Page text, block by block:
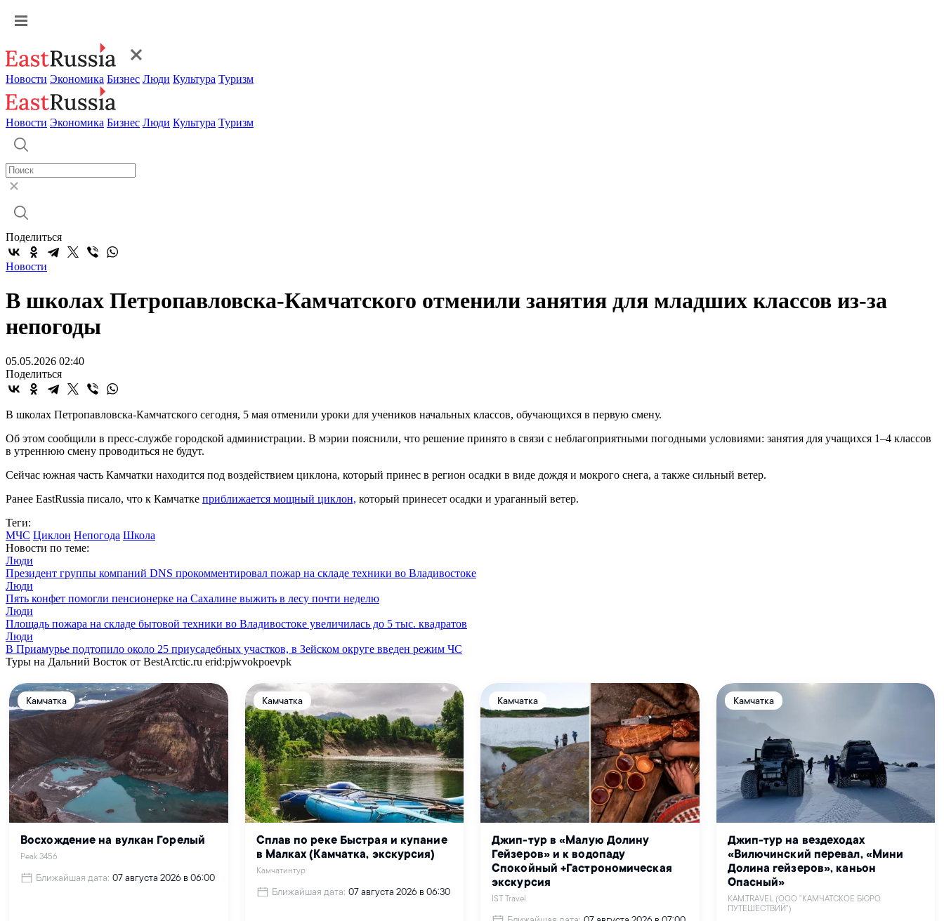
Новости Экономика Бизнес Люди Культура Туризм
Новости Экономика Бизнес Люди Культура Туризм
Поделиться
Новости
В школах Петропавловска-Камчатского отменили занятия для младших классов из-за
непогоды
05.05.2026 02:40
Поделиться
В школах Петропавловска-Камчатского сегодня, 5 мая отменили уроки для учеников начальных классов, обучающихся в первую смену.
Об этом сообщили в пресс-службе городской администрации. В мэрии пояснили, что решение принято в связи с неблагоприятными погодными условиями: занятия для учащихся 1–4 классов
в утреннюю смену проводиться не будут.
Сейчас южная часть Камчатки находится под воздействием циклона, который принес в регион осадки в виде дождя и мокрого снега, а также сильный ветер.
Ранее EastRussia писало, что к Камчатке приближается мощный циклон, который принесет осадки и ураганный ветер.
Теги:
МЧС Циклон Непогода Школа
Новости по теме:
Люди
Президент группы компаний DNS прокомментировал пожар на складе техники во Владивостоке
Люди
Пять конфет помогли пенсионерке на Сахалине выжить в лесу почти неделю
Люди
Площадь пожара на складе бытовой техники во Владивостоке увеличилась до 5 тыс. квадратов
Люди
В Приамурье подтопило около 25 приусадебных участков, в Зейском округе введен режим ЧС
Туры на Дальний Восток от BestArctic.ru erid:pjwvokpoevpk